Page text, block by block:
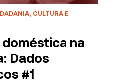
CULTURA E
na
Dados
#1